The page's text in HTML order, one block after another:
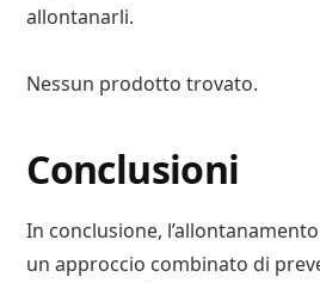
allontanarli.
Nessun prodotto trovato.
Conclusioni
In conclusione,
un approccio combinato di